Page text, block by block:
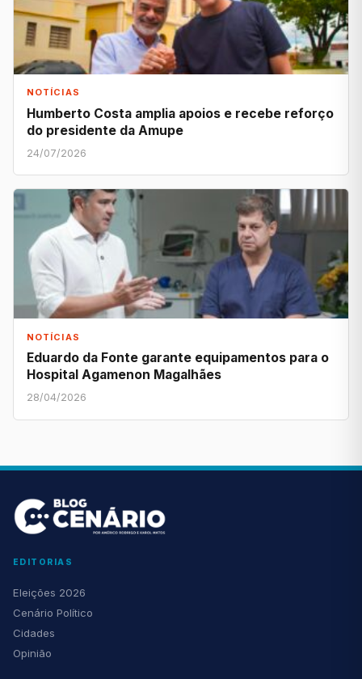
NOTÍCIAS
Humberto Costa amplia apoios e recebe reforço
do presidente da Amupe
24/07/2026
NOTÍCIAS
Eduardo da Fonte garante equipamentos para o
Hospital Agamenon Magalhães
28/04/2026
EDITORIAS
Eleições 2026
Cenário Político
Cidades
Opinião